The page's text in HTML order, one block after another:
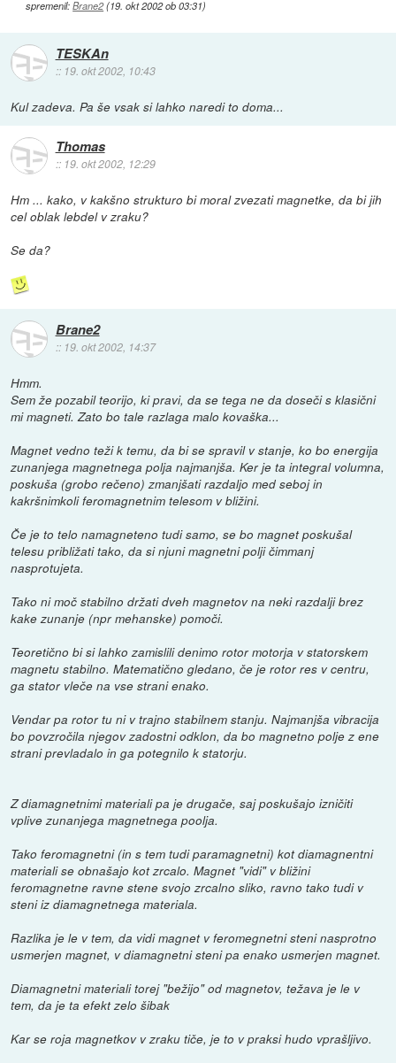
spremenil:Brane2 (19. okt 2002 ob 03:31)
TESKAn
:: 19. okt 2002, 10:43
Kul zadeva. Pa še vsak si lahko naredi to doma...
Thomas
:: 19. okt 2002, 12:29
Hm ... kako, v kakšno strukturo bi moral zvezati magnetke, da bi jih
cel oblak lebdel v zraku?
Se da?
Brane2
:: 19. okt 2002, 14:37
Hmm.
Sem že pozabil teorijo, ki pravi, da se tega ne da doseči s klasični
mi magneti. Zato bo tale razlaga malo kovaška...
Magnet vedno teži k temu, da bi se spravil v stanje, ko bo energija
zunanjega magnetnega polja najmanjša. Ker je ta integral volumna,
poskuša (grobo rečeno) zmanjšati razdaljo med seboj in
kakršnimkoli feromagnetnim telesom v bližini.
Če je to telo namagneteno tudi samo, se bo magnet poskušal
telesu približati tako, da si njuni magnetni polji čimmanj
nasprotujeta.
Tako ni moč stabilno držati dveh magnetov na neki razdalji brez
kake zunanje (npr mehanske) pomoči.
Teoretično bi si lahko zamislili denimo rotor motorja v statorskem
magnetu stabilno. Matematično gledano, če je rotor res v centru,
ga stator vleče na vse strani enako.
Vendar pa rotor tu ni v trajno stabilnem stanju. Najmanjša vibracija
bo povzročila njegov zadostni odklon, da bo magnetno polje z ene
strani prevladalo in ga potegnilo k statorju.
Z diamagnetnimi materiali pa je drugače, saj poskušajo izničiti
vplive zunanjega magnetnega poolja.
Tako feromagnetni (in s tem tudi paramagnetni) kot diamagnentni
materiali se obnašajo kot zrcalo. Magnet "vidi" v bližini
feromagnetne ravne stene svojo zrcalno sliko, ravno tako tudi v
steni iz diamagnetnega materiala.
Razlika je le v tem, da vidi magnet v feromegnetni steni nasprotno
usmerjen magnet, v diamagnetni steni pa enako usmerjen magnet.
Diamagnetni materiali torej "bežijo" od magnetov, težava je le v
tem, da je ta efekt zelo šibak
Kar se roja magnetkov v zraku tiče, je to v praksi hudo vprašljivo.